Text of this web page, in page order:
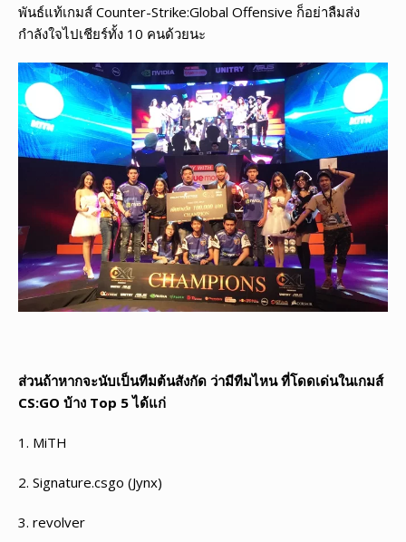
พันธ์แท้เกมส์ Counter-Strike:Global Offensive ก็อย่าลืมส่ง
กำลังใจไปเชียร์ทั้ง 10 คนด้วยนะ
ส่วนถ้าหากจะนับเป็นทีมต้นสังกัด ว่ามีทีมไหน ที่โดดเด่นในเกมส์
CS:GO บ้าง Top 5 ได้แก่
1. MiTH
2. Signature.csgo (Jynx)
3. revolver